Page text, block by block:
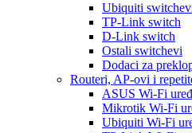
Ubiquiti
TP-Link switch
D-Link switch
Ostali switchevi
Dodaci za
Routeri, AP-ovi i
ASUS Wi-Fi
Mikrotik Wi-Fi
Ubiquiti Wi-Fi